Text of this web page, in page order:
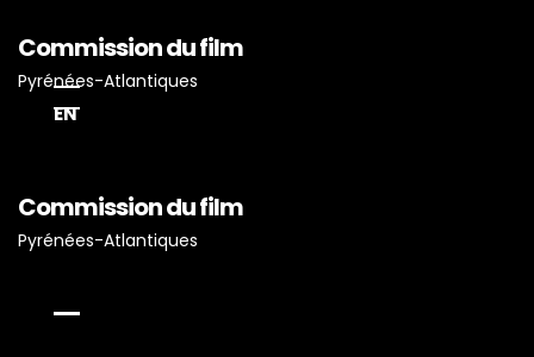
Commission du film
Pyrénées-Atlantiques
EN
Commission du film
Pyrénées-Atlantiques
Accueil
Actualités